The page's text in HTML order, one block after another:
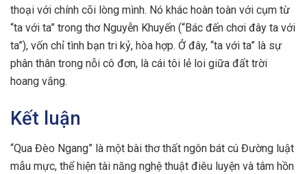
thoại với chính cõi lòng mình. Nó khác hoàn toàn với cụm từ
“ta với ta” trong thơ Nguyễn Khuyến (“Bác đến chơi đây ta với
ta”), vốn chỉ tình bạn tri kỷ, hòa hợp. Ở đây, “ta với ta” là sự
phân thân trong nỗi cô đơn, là cái tôi lẻ loi giữa đất trời
hoang vắng.
Kết luận
“Qua Đèo Ngang” là một bài thơ thất ngôn bát cú Đường luật
mẫu mực, thể hiện tài năng nghệ thuật điêu luyện và tâm hồn